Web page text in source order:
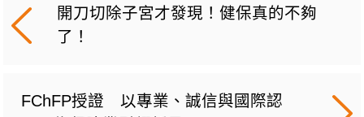
開刀切除子宮才發現！健保真的不夠
了！
FChFP授證 以專業、誠信與國際認